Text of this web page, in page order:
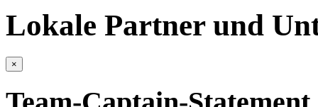
Lokale Partner und
×